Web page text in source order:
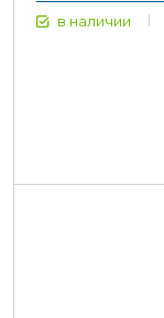
в наличии